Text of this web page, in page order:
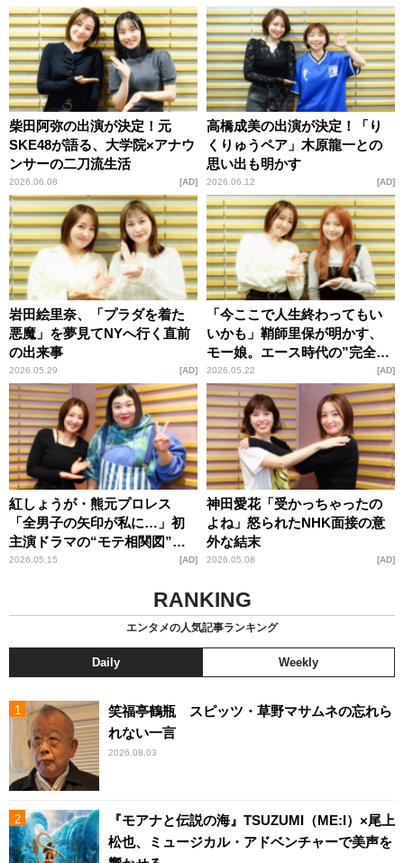
柴田阿弥の出演が決定！元
SKE48が語る、大学院×アナウ
ンサーの二刀流生活
2026.06.08 AD
高橋成美の出演が決定！「り
くりゅうペア」木原龍一との
思い出も明かす
2026.06.12 AD
岩田絵里奈、「プラダを着た
悪魔」を夢見てNYへ行く直前
の出来事
2026.05.29 AD
「今ここで人生終わってもい
いかも」鞘師里保が明かす、
モー娘。エース時代の”完全燃
焼”の瞬間
2026.05.22 AD
紅しょうが・熊元プロレス
「全男子の矢印が私に…」初
主演ドラマの“モテ相関図”に
ご満悦！
2026.05.15 AD
神田愛花「受かっちゃったの
よね」怒られたNHK面接の意
外な結末
2026.05.08 AD
RANKING
エンタメの人気記事ランキング
Daily Weekly
笑福亭鶴瓶 スピッツ・草野マサムネの忘れら
れない一言
2026.08.03
『モアナと伝説の海』TSUZUMI（ME:I）×尾上
松也、ミュージカル・アドベンチャーで美声を